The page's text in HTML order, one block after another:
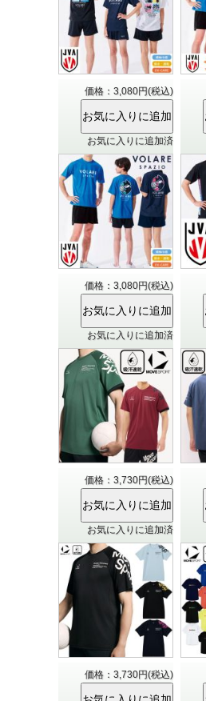
価格：3,080円(税込)
お気に入りに追加済
価格：3,080円(税込)
お気に入りに追加済
価格：3,730円(税込)
お気に入りに追加済
価格：3,730円(税込)